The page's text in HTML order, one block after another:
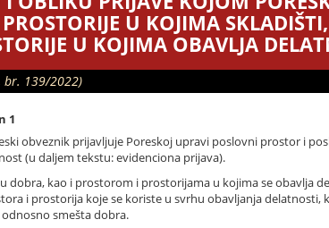
U KOJIMA
U KOJIMA OBAVLJA
br. 139/2022)
1
obveznik prijavljuje Poreskoj upravi poslovni prostor i
(u daljem tekstu: evidenciona prijava).
kao i prostorom i prostorijama u kojima se obavlja
i prostorija koje se koriste u svrhu obavljanja delatnosti,
smešta dobra.